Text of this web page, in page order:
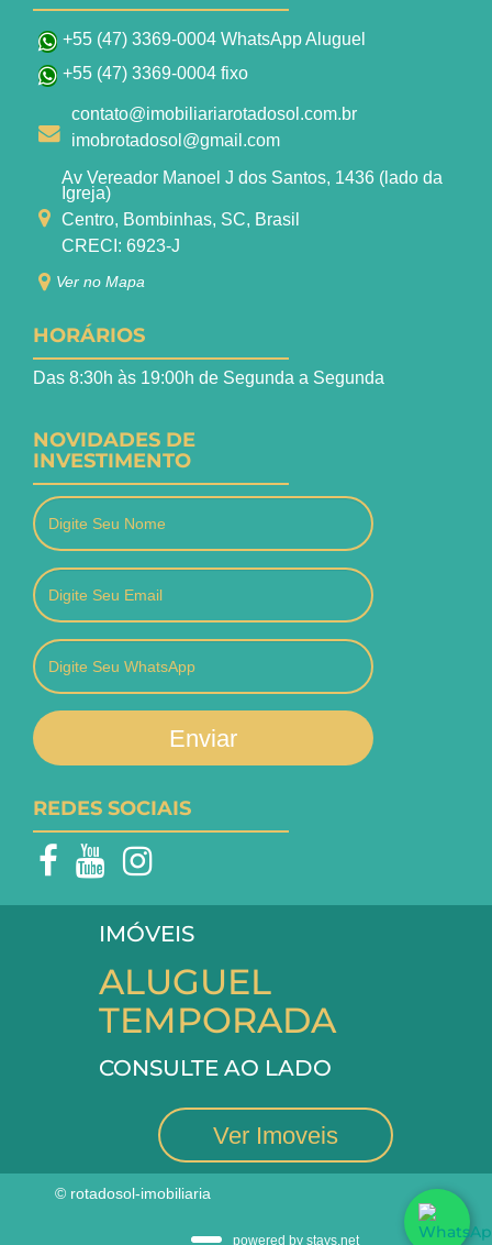
+55 (47) 3369-0004 WhatsApp Aluguel
+55 (47) 3369-0004 fixo
contato@imobiliariarotadosol.com.br
imobrotadosol@gmail.com
Av Vereador Manoel J dos Santos, 1436 (lado da
Igreja)
Centro, Bombinhas, SC, Brasil
CRECI: 6923-J
Ver no Mapa
HORÁRIOS
Das 8:30h às 19:00h de Segunda a Segunda
NOVIDADES DE
INVESTIMENTO
Enviar
REDES SOCIAIS
IMÓVEIS
ALUGUEL
TEMPORADA
CONSULTE AO LADO
Ver Imoveis
© rotadosol-imobiliaria
powered by stays.net